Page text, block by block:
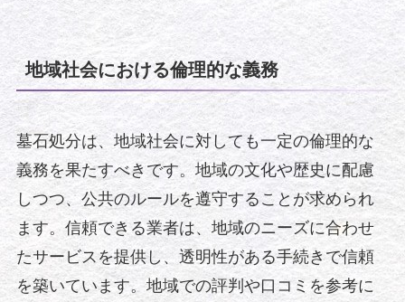
地域社会における倫理的な義務
墓石処分は、地域社会に対しても一定の倫理的な
義務を果たすべきです。地域の文化や歴史に配慮
しつつ、公共のルールを遵守することが求められ
ます。信頼できる業者は、地域のニーズに合わせ
たサービスを提供し、透明性がある手続きで信頼
を築いています。地域での評判や口コミを参考に